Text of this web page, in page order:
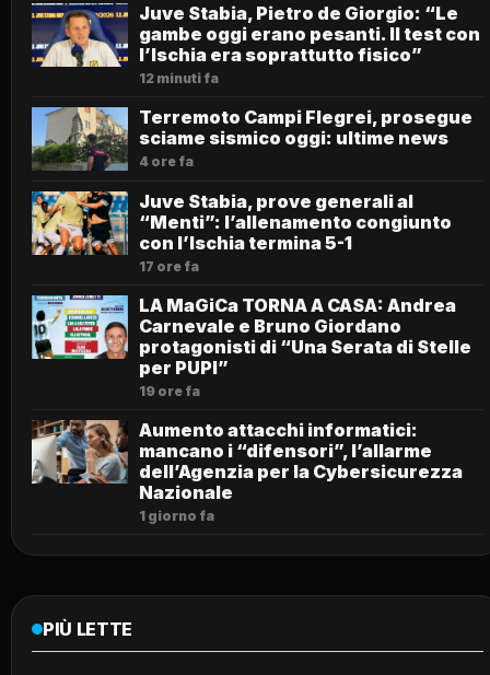
Juve Stabia, Pietro de Giorgio: “Le
gambe oggi erano pesanti. Il test con
l’Ischia era soprattutto fisico”
12 minuti fa
Terremoto Campi Flegrei, prosegue
sciame sismico oggi: ultime news
4 ore fa
Juve Stabia, prove generali al
“Menti”: l’allenamento congiunto
con l’Ischia termina 5-1
17 ore fa
LA MaGiCa TORNA A CASA: Andrea
Carnevale e Bruno Giordano
protagonisti di “Una Serata di Stelle
per PUPI”
19 ore fa
Aumento attacchi informatici:
mancano i “difensori”, l’allarme
dell’Agenzia per la Cybersicurezza
Nazionale
1 giorno fa
PIÙ LETTE